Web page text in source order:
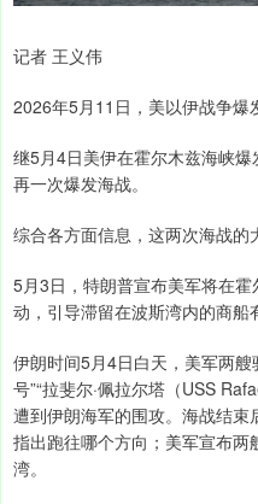
记者 王义伟
2026年5月11日，美以伊战争爆
继5月4日美伊在霍尔木兹海峡
再一次爆发海战。
综合各方面信息，这两次海战的
5月3日，特朗普宣布美军将在霍
动，引导滞留在波斯湾内的商船
伊朗时间5月4日白天，美军两艘
号”“拉斐尔·佩拉尔塔（USS
遭到伊朗海军的围攻。海战结
指出跑往哪个方向；美军宣布
湾。